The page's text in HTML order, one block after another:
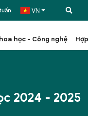
VN
học - Công nghệ
2024 - 2025